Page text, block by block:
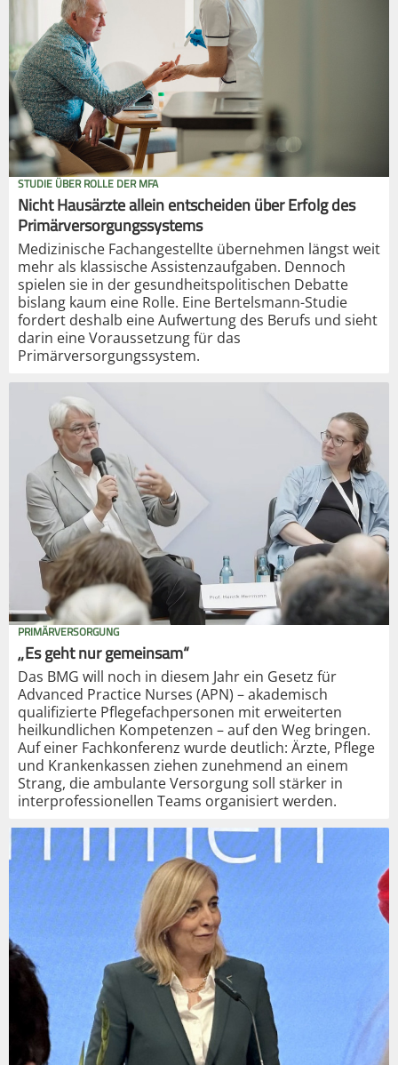
STUDIE ÜBER ROLLE DER MFA
Nicht Hausärzte allein entscheiden über Erfolg des
Primärversorgungssystems
Medizinische Fachangestellte übernehmen längst weit
mehr als klassische Assistenzaufgaben. Dennoch
spielen sie in der gesundheitspolitischen Debatte
bislang kaum eine Rolle. Eine Bertelsmann-Studie
fordert deshalb eine Aufwertung des Berufs und sieht
darin eine Voraussetzung für das
Primärversorgungssystem.
PRIMÄRVERSORGUNG
„Es geht nur gemeinsam“
Das BMG will noch in diesem Jahr ein Gesetz für
Advanced Practice Nurses (APN) – akademisch
qualifizierte Pflegefachpersonen mit erweiterten
heilkundlichen Kompetenzen – auf den Weg bringen.
Auf einer Fachkonferenz wurde deutlich: Ärzte, Pflege
und Krankenkassen ziehen zunehmend an einem
Strang, die ambulante Versorgung soll stärker in
interprofessionellen Teams organisiert werden.